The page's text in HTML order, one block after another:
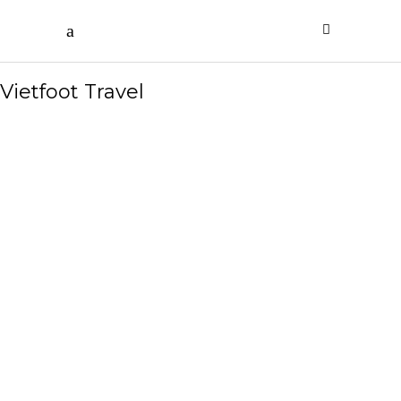
Vietfoot Travel